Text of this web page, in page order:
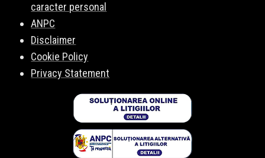
caracter personal
ANPC
Disclaimer
Cookie Policy
Privacy Statement